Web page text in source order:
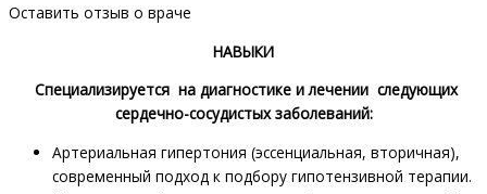
Оставить отзыв о враче
НАВЫКИ
Специализируется на диагностике и лечении следующих
сердечно-сосудистых заболеваний:
Артериальная гипертония (эссенциальная, вторичная),
современный подход к подбору гипотензивной терапии.